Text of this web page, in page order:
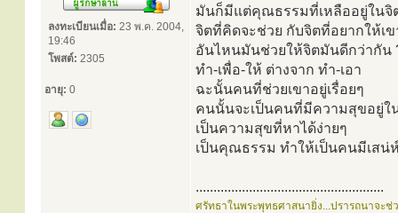
ลงทะเบียนเมื่อ: 23 พ.ค. 2004,
19:46
โพสต์: 2305
อายุ: 0
มันก็มีแต่คุณธรรมที่เหลืออยู่ในจิ
จิตที่คิดจะช่วย กับจิตที่อยากให้เ
อันไหนมันช่วยให้จิตมันดีกว่ากัน
ทำ-เพื่อ-ให้ ต่างจาก ทำ-เอา
ฉะนั้นคนที่ช่วยเขาอยู่เรื่อยๆ
คนนั้นจะเป็นคนที่มีความสุขอยู่ใ
เป็นความสุขที่หาได้ง่ายๆ
เป็นคุณธรรม ทำให้เป็นคนมีเสน่
.....................................................
ศรัทธาในพระพุทธศาสนายิ่ง...ปรารถนาจะ